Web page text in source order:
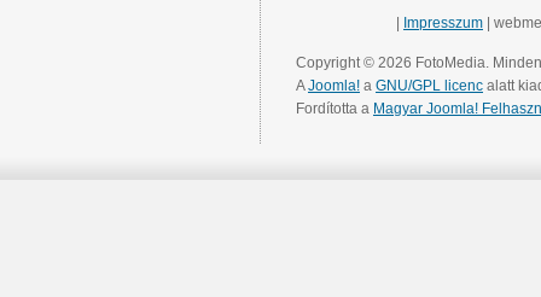
Impresszum |
Copyright © 2026 FotoMedia.
AJoomla! a GNU/GPL licenc alatt
Fordította a Magyar Joomla!